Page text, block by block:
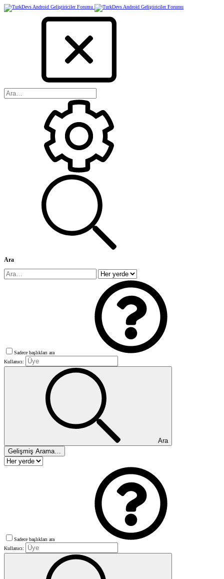
Ara
Sadece başlıkları ara
Kullanıcı:
Ara
Gelişmiş Arama…
Sadece başlıkları ara
Kullanıcı: